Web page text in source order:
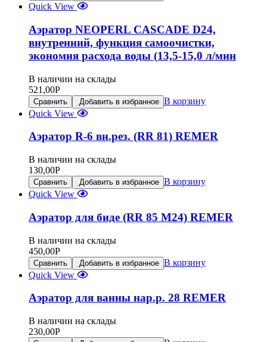
Quick View
Аэратор NEOPERL CASCADE D24,
внутренний, функция самоочистки,
экономия расхода воды (13,5-15,0 л/мин
В наличии на склады
521,00Р
Сравнить Добавить в избранное В корзину
Quick View
Аэратор R-6 вн.рез. (RR 81) REMER
В наличии на склады
130,00Р
Сравнить Добавить в избранное В корзину
Quick View
Аэратор для биде (RR 85 M24) REMER
В наличии на склады
450,00Р
Сравнить Добавить в избранное В корзину
Quick View
Аэратор для ванны нар.р. 28 REMER
В наличии на склады
230,00Р